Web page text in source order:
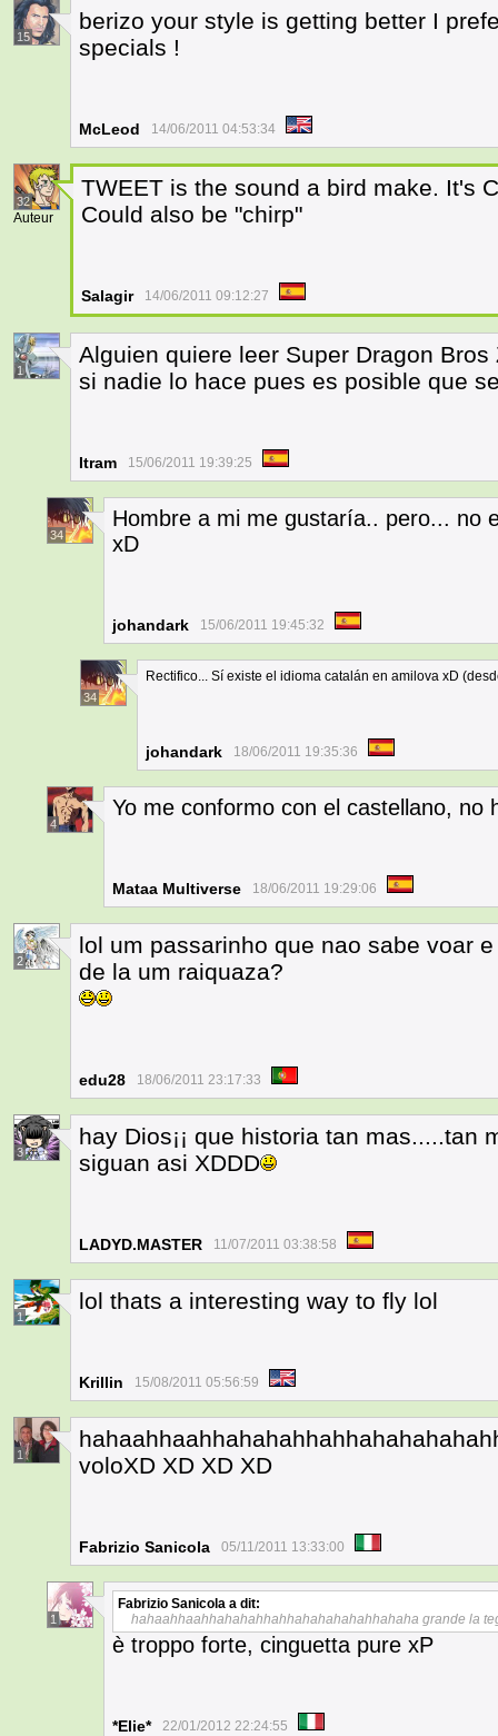
15
berizo your style is getting better I
specials !
McLeod 14/06/2011 04:53:34
32
Auteur
TWEET is the sound a bird make. It's
Could also be "chirp"
Salagir 14/06/2011 09:12:27
1
Alguien quiere leer Super Dragon
si nadie lo hace pues es posible que
Itram 15/06/2011 19:39:25
34
Hombre a mi me gustaría.. pero... no
xD
johandark 15/06/2011 19:45:32
34
Rectifico... Sí existe el idioma catalán en amilova xD
johandark 18/06/2011 19:35:36
4
Yo me conformo con el castellano, no
Mataa Multiverse 18/06/2011 19:29:06
2
lol um passarinho que nao sabe voar
de la um raiquaza?
edu28 18/06/2011 23:17:33
3
hay Dios¡¡ que historia tan mas.....tan
siguan asi XDDD
LADYD.MASTER 11/07/2011 03:38:58
1
lol thats a interesting way to fly lol
Krillin 15/08/2011 05:56:59
1
voloXD XD XD XD
Fabrizio Sanicola 05/11/2011 13:33:00
1
Fabrizio Sanicola a dit:
hahaahhaahhahahahhahhahahahahahhahaha grande la
è troppo forte, cinguetta pure xP
*Elie* 22/01/2012 22:24:55